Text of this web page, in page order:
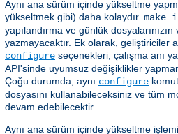
Aynı ana sürüm içinde yükseltme
yükseltmek gibi) daha kolaydır. make
yapılandırma ve günlük
yazmayacaktır. Ek olarak, geliştiriciler
configure seçenekleri, çalışma anı
API'sinde uyumsuz değişiklikler
Çoğu durumda, aynı configure
dosyasını kullanabileceksiniz ve tüm
devam edebilecektir.
Aynı ana sürüm içinde yükseltme